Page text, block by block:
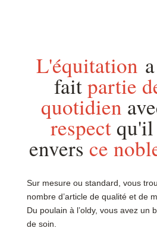
L'équitation
faitpartie
quotidien
respect
envers ce
Sur mesure ou standard, vous
nombre d’article de qualité et de
Du poulain à l’oldy, vous avez un
de soin.